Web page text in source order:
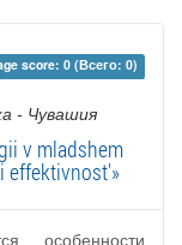
score: 0 (Всего: 0)
- Чувашия
v mladshem
effektivnost'»
особенности